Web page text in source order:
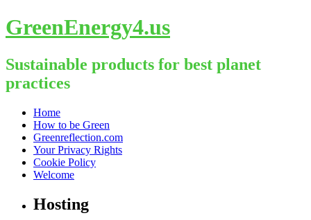
GreenEnergy4.us
Sustainable products for best planet
practices
Skip
content
Home
How to be Green
Greenreflection.com
Your Privacy Rights
Cookie Policy
Welcome
Hosting